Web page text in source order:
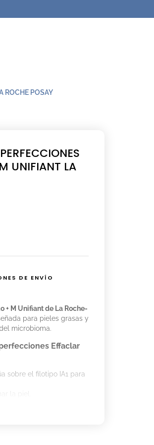
ROCHE POSAY
UNIFIANT LA
DE ENVÍO
+ M Unifiant de La Roche-
para pieles grasas y
microbioma.
Effaclar
sobre el filotipo IA1 para